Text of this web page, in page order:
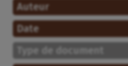
Auteur
Date
Type de document